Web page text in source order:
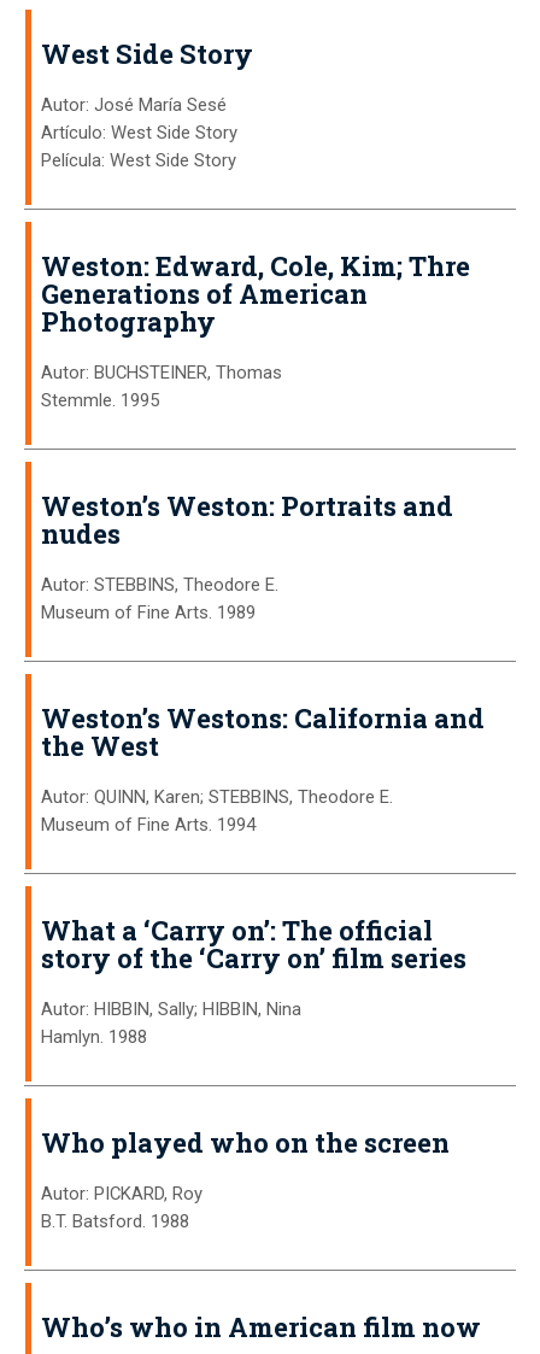
West Side Story
Autor: José María Sesé
Artículo: West Side Story
Película: West Side Story
Weston: Edward, Cole, Kim; Thre
Generations of American
Photography
Autor: BUCHSTEINER, Thomas
Stemmle. 1995
Weston’s Weston: Portraits and
nudes
Autor: STEBBINS, Theodore E.
Museum of Fine Arts. 1989
Weston’s Westons: California and
the West
Autor: QUINN, Karen; STEBBINS, Theodore E.
Museum of Fine Arts. 1994
What a ‘Carry on’: The official
story of the ‘Carry on’ film series
Autor: HIBBIN, Sally; HIBBIN, Nina
Hamlyn. 1988
Who played who on the screen
Autor: PICKARD, Roy
B.T. Batsford. 1988
Who’s who in American film now